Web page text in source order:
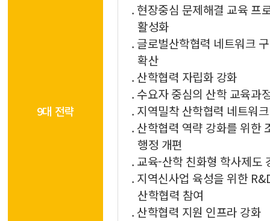
9대 전략
. 현장중심 문제해결 교육 프
활성화
. 글로벌산학협력 네트워크
확산
. 산학협력 자립화 강화
. 수요자 중심의 산학 교육과
. 지역밀착 산학협력 네트워
. 산학협력 역략 강화를 위한
행정 개편
. 교육-산학 친화형 학사제도
. 지역신사업 육성을 위한
산학협력 참여
. 산학협력 지원 인프라 강화